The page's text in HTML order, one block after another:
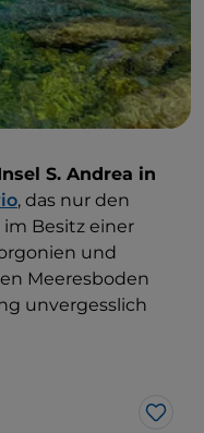
S. Andrea in
, das nur den
Besitz einer
und
Meeresboden
unvergesslich
Like